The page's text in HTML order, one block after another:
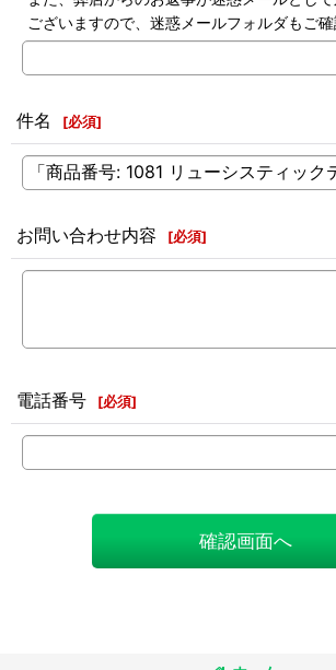
ございますので、迷惑メールフォルダもご確
件名 [必須]
お問い合わせ内容 [必須]
電話番号 [必須]
確認画面へ